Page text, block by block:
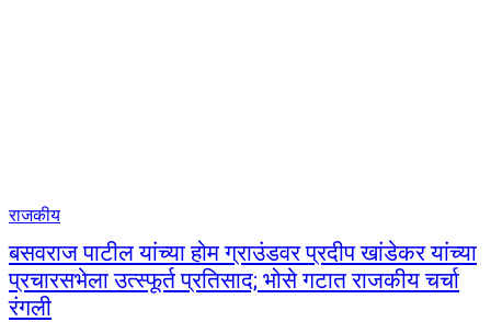
राजकीय
बसवराज पाटील यांच्या होम ग्राउंडवर प्रदीप खांडेकर यांच्या
प्रचारसभेला उत्स्फूर्त प्रतिसाद; भोसे गटात राजकीय चर्चा
रंगली